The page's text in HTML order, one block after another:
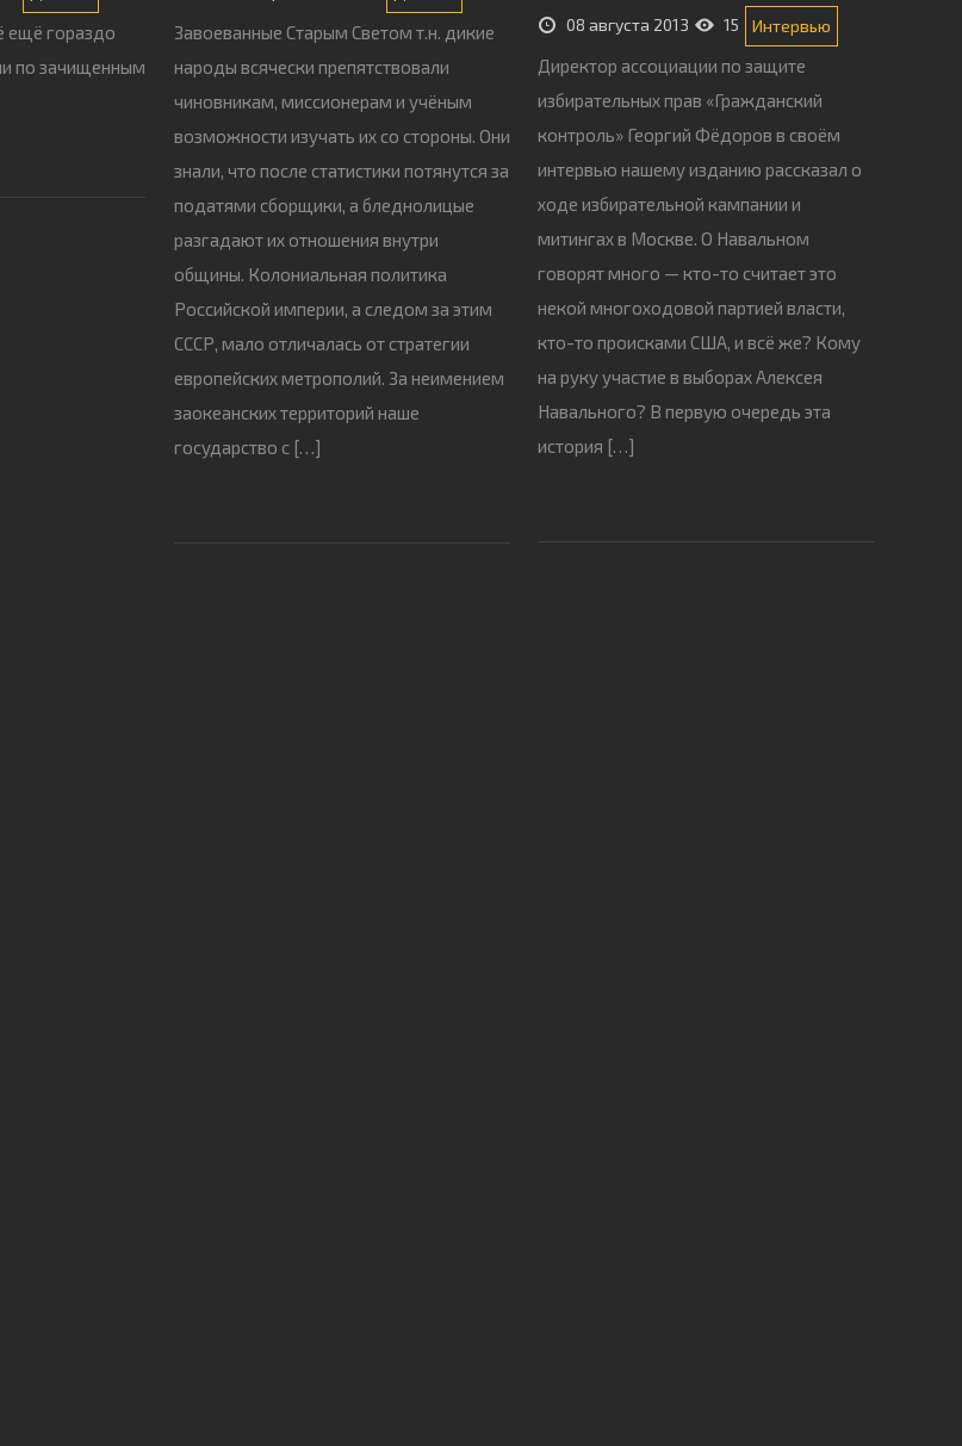
ещё гораздо
по зачищенным
Завоеванные Старым Светом т.н. дикие
народы всячески препятствовали
чиновникам, миссионерам и учёным
возможности изучать их со стороны. Они
знали, что после статистики потянутся за
податями сборщики, а бледнолицые
разгадают их отношения внутри
общины. Колониальная политика
Российской империи, а следом за этим
СССР, мало отличалась от стратегии
европейских метрополий. За неимением
заокеанских территорий наше
государство с […]
08 августа 2013 15 Интервью
Директор ассоциации по защите
избирательных прав «Гражданский
контроль» Георгий Фёдоров в своём
интервью нашему изданию рассказал о
ходе избирательной кампании и
митингах в Москве. О Навальном
говорят много — кто-то считает это
некой многоходовой партией власти,
кто-то происками США, и всё же? Кому
на руку участие в выборах Алексея
Навального? В первую очередь эта
история […]